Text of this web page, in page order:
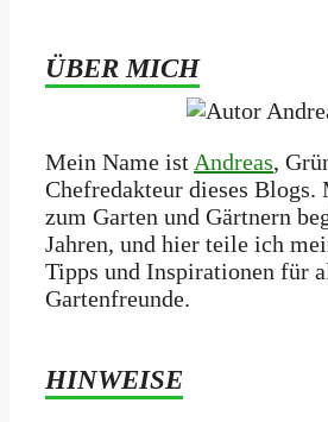
ÜBER MICH
Mein Name ist Andreas,
Chefredakteur dieses Blogs.
zum Garten und Gärtnern
Jahren, und hier teile ich
Tipps und Inspirationen für
Gartenfreunde.
HINWEISE